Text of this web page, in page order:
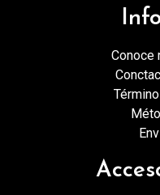
Conoce